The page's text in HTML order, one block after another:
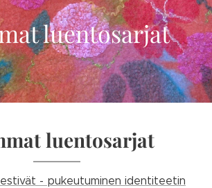
luentosarjat
luentosarjat
- pukeutuminen identiteetin